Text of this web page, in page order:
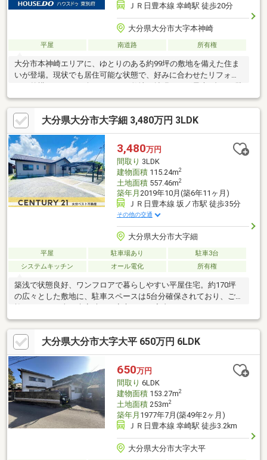
ＪＲ日豊本線 幸崎駅 徒歩20分
大分県大分市大字本神崎
平屋 南道路 所有権
大分市本神崎エリアに、ゆとりのある約99坪の敷地を備えた住ま
いが登場。現状でも居住可能な状態で、好みに合わせたリフォー
ムや外構アレンジも楽しめます。敷地を拡張すれば最大4台まで駐
車可能。角地に位置し、日当たりや通風にも恵まれた開放的な立
地です。周辺は落ち着いた住宅地で、自然を感じながら穏やかに
暮らせる環境。広い敷地を活かしてガーデニングや家庭菜園を楽
しむ暮らしにもぴったり。ゆとりある敷地と明るい立地をお求め
の方におすすめの一軒です。
大分県大分市大字細 3,480万円 3LDK
3,480万円
間取り 3LDK
建物面積115.24m2
土地面積557.46m2
築年月 2019年10月(築6年11ヶ月)
ＪＲ日豊本線 坂ノ市駅 徒歩35分
その他の交通
大分県大分市大字細
平屋 駐車場あり
駐車3台
システムキッチン
オール電化 所有権
築浅で状態良好、ワンフロアで暮らしやすい平屋住宅。約170坪
の広々とした敷地に、駐車スペースは5台分確保されており、ご家
ローゼット、パントリー、シューズクロークを備え、衣類や食品
ストック、玄関周りまでしっかり収納できるため、日々の暮らし
がすっきり整います。さらにエアコン・照明付きで、余計な初期
費用をかけずにすぐ入居可能。お庭でのガーデニングやBBQ、趣
味のスペースづくりなど、暮らしの幅が広がるのも魅力。実用性
とゆとりを兼ね備えた、安心して選べる住まいです。
大分県大分市大字大平 650万円 6LDK
650万円
間取り 6LDK
建物面積153.27m2
土地面積253m2
築年月 1977年7月(築49年2ヶ月)
ＪＲ日豊本線 幸崎駅 徒歩3.2km
大分県大分市大字大平